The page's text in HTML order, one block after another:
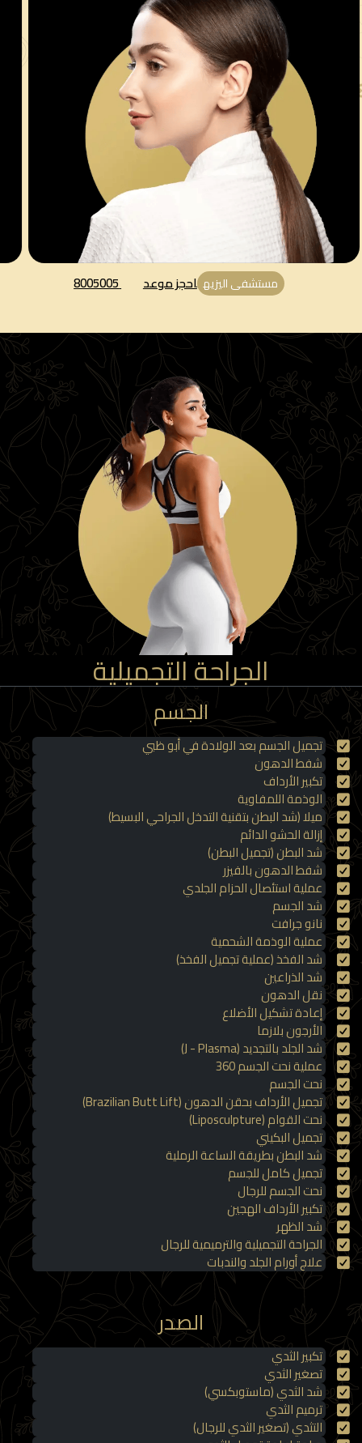
مستشفى اليزيه احجز موعد 8005005
الجراحة التجميلية
الجسم
تجميل الجسم بعد الولادة في أبو ظبي
شفط الدهون
تكبير الأرداف
الوذمة اللمفاوية
ميلا (شد البطن بتقنية التدخل الجراحي البسيط)
إزالة الحشو الدائم
شد البطن (تجميل البطن)
شفط الدهون بالفيزر
عملية استئصال الحزام الجلدي
شد الجسم
نانو جرافت
عملية الوذمة الشحمية
شد الفخذ (عملية تجميل الفخذ)
شد الذراعين
نقل الدهون
إعادة تشكيل الأضلاع
الأرجون بلازما
شد الجلد بالتجديد (J - Plasma)
عملية نحت الجسم 360
نحت الجسم
تجميل الأرداف بحقن الدهون (Brazilian Butt Lift)
نحت القوام (Liposculpture)
تجميل البكيني
شد البطن بطريقة الساعة الرملية
تجميل كامل للجسم
نحت الجسم للرجال
تكبير الأرداف الهجين
شد الظهر
الجراحة التجميلية والترميمية للرجال
علاج أورام الجلد والندبات
الصدر
تكبير الثدي
تصغير الثدي
شد الثدي (ماستوبكسي)
ترميم الثدي
التثدي (تصغير الثدي للرجال)